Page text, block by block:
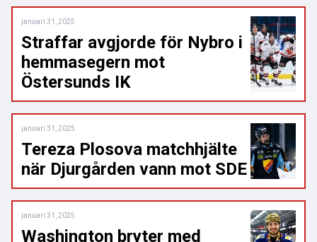
januari 31, 2025
Straffar avgjorde för Nybro i
hemmasegern mot
Östersunds IK
januari 31, 2025
Tereza Plosova matchhjälte
när Djurgården vann mot SDE
januari 31, 2025
Washington bryter med